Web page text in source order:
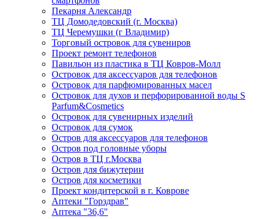
Пекарня Александр
ТЦ Домодедовский (г. Москва)
ТЦ Черемушки (г Владимир)
Торговый островок для сувениров
Проект ремонт телефонов
Павильон из пластика в ТЦ Ковров-Молл
Островок для аксессуаров для телефонов
Островок для парфюмированных масел
Островок для духов и перфорированной воды S
Parfum&Cosmetics
Островок для сувенирных изделий
Островок для сумок
Остров для аксессуаров для телефонов
Остров под головные уборы
Остров в ТЦ г.Москва
Остров для бижутерии
Остров для косметики
Проект кондитерской в г. Коврове
Аптеки "Горздрав"
Аптека "36,6"